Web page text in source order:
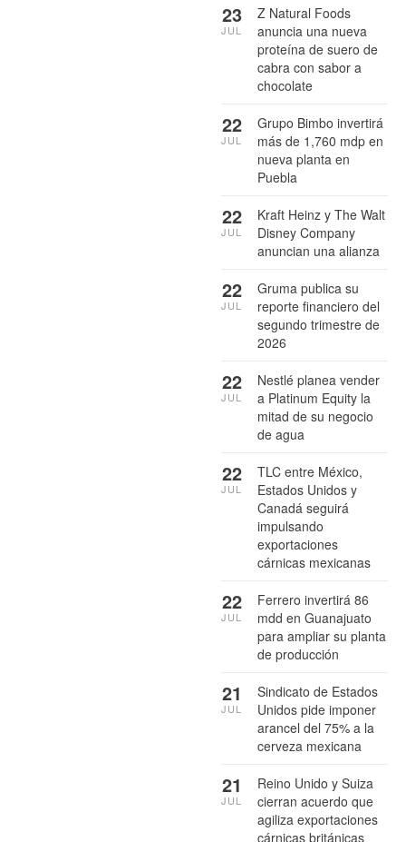
Z Natural Foods
anuncia una nueva
proteína de suero de
cabra con sabor a
chocolate
23
JUL
Grupo Bimbo invertirá
más de 1,760 mdp en
nueva planta en
Puebla
22
JUL
Kraft Heinz y The Walt
Disney Company
anuncian una alianza
22
JUL
Gruma publica su
reporte financiero del
segundo trimestre de
2026
22
JUL
Nestlé planea vender
a Platinum Equity la
mitad de su negocio
de agua
22
JUL
TLC entre México,
Estados Unidos y
Canadá seguirá
impulsando
exportaciones
cárnicas mexicanas
22
JUL
Ferrero invertirá 86
mdd en Guanajuato
para ampliar su planta
de producción
22
JUL
Sindicato de Estados
Unidos pide imponer
arancel del 75% a la
cerveza mexicana
21
JUL
Reino Unido y Suiza
cierran acuerdo que
agiliza exportaciones
cárnicas británicas
21
JUL